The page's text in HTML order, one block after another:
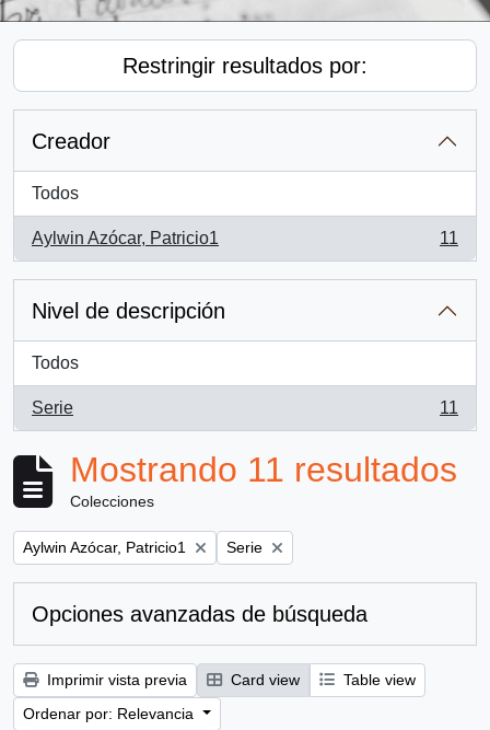
Restringir resultados por:
Creador
Todos
Aylwin Azócar, Patricio1
, 11 resultados
11
Nivel de descripción
Todos
Serie
, 11 resultados
11
Mostrando 11 resultados
Colecciones
Remove filter:
Aylwin Azócar, Patricio1 Remove filter:
Serie
Opciones avanzadas de búsqueda
Imprimir vista previa Card view
Table view
Ordenar por: Relevancia